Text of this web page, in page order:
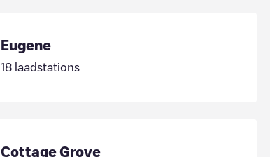
Eugene
18laadstations
Cottage Grove